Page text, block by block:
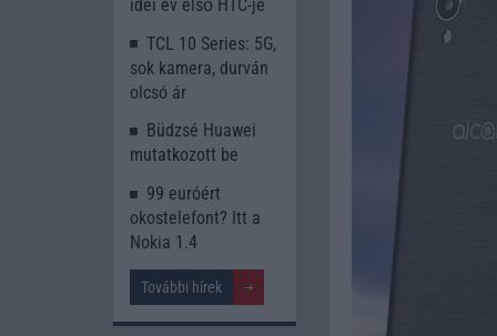
idei év első HTC-je
TCL 10 Series: 5G,
sok kamera, durván
olcsó ár
Büdzsé Huawei
mutatkozott be
99 euróért
okostelefont? Itt a
Nokia 1.4
További hírek